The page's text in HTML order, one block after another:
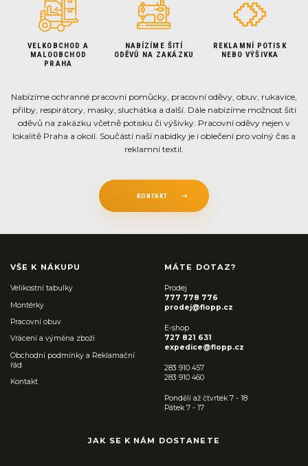
VELKOBCHOD A
MALOOBCHOD
PRAHA
NABÍZÍME ŠITÍ
ODĚVŮ NA ZAKÁZKU
REKLAMNÍ POTISK
NEBO VÝŠIVKA
Nabízíme ochranné pracovní pomůcky, pracovní oděvy, obuv, rukavice,
přilby, respirátory, masky, sluchátka a další. Dále nabízíme možnost šití
oděvů na zakázku včetně potisku či výšivky. Pracovní oděvy nejen v
lokalitě Praha a okolí. Součástí naší nabídky je i oblečení pro volný čas a
reklamní textil.
KONTAKT
VŠE K NÁKUPU
Velikostní tabulky
Montérky
Pracovní obuv
Vrácení a výměna zboží
Obchodní podmínky a Reklamační
řád
Kontakt
MÁTE DOTAZ?
Prodej
777 778 776
prodej@flopp.cz
E-shop
727 821 631
expedice@flopp.cz
283 910 457
283 910 460
Pondělí až čtvrtek 7 - 18
Pátek 7 - 17
JAK SE K NÁM DOSTANETE